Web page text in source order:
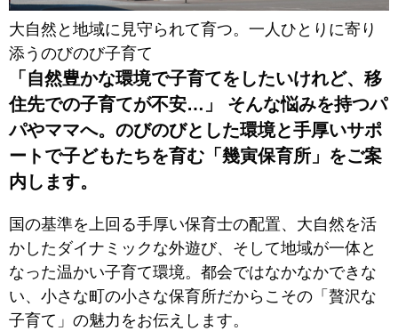
大自然と地域に見守られて育つ。一人ひとりに寄り
添うのびのび子育て
「自然豊かな環境で子育てをしたいけれど、移
住先での子育てが不安…」 そんな悩みを持つパ
パやママへ。のびのびとした環境と手厚いサポ
ートで子どもたちを育む「幾寅保育所」をご案
内します。
国の基準を上回る手厚い保育士の配置、大自然を活
かしたダイナミックな外遊び、そして地域が一体と
なった温かい子育て環境。都会ではなかなかできな
い、小さな町の小さな保育所だからこその「贅沢な
子育て」の魅力をお伝えします。